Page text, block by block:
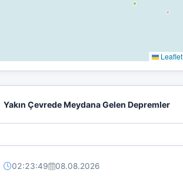
Leaflet
Yakın Çevrede Meydana Gelen Depremler
02:23:49 08.08.2026